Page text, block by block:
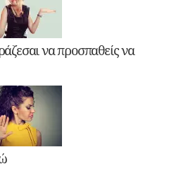
να προσπαθείς να